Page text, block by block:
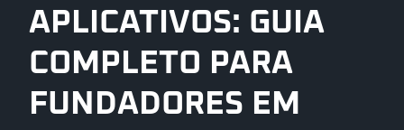
APLICATIVOS: GUIA
COMPLETO PARA
FUNDADORES EM